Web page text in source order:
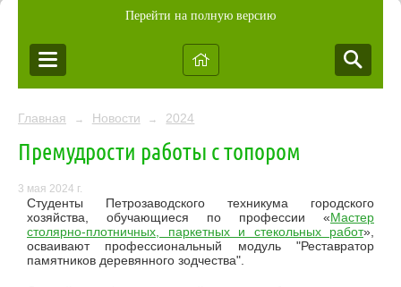
Перейти на полную версию
Главная → Новости → 2024
Премудрости работы с топором
3 мая 2024 г.
Студенты Петрозаводского техникума городского
хозяйства, обучающиеся по профессии «Мастер
столярно-плотничных, паркетных и стекольных работ»,
осваивают профессиональный модуль "Реставратор
памятников деревянного зодчества".